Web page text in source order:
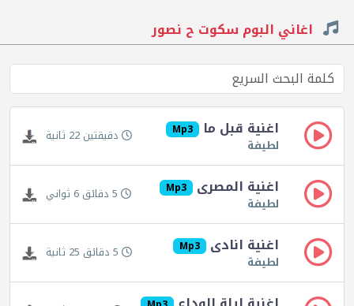
اغاني البوم سكوت ح نصور
اغنية قبل ما Mp3
لطيفة دقيقتين 22 ثانية
اغنية المصرى Mp3
لطيفة 5 دقائق 6 ثواني
اغنية انادى Mp3
لطيفة 5 دقائق 25 ثانية